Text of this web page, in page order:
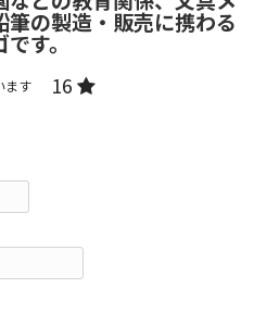
の製造・販売に携わる
す。
ます 16